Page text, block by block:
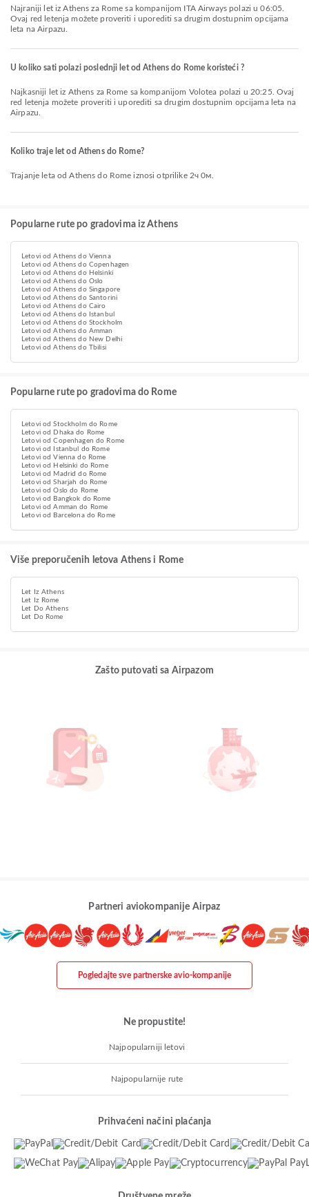
Najraniji let iz Athens za Rome sa kompanijom ITA Airways polazi u 06:05.
Ovaj red letenja možete proveriti i uporediti sa drugim dostupnim opcijama
leta na Airpazu.
U koliko sati polazi poslednji let od Athens do Rome koristeći ?
Najkasniji let iz Athens za Rome sa kompanijom Volotea polazi u 20:25. Ovaj
red letenja možete proveriti i uporediti sa drugim dostupnim opcijama leta na
Airpazu.
Koliko traje let od Athens do Rome?
Trajanje leta od Athens do Rome iznosi otprilike 2ч 0м.
Popularne rute po gradovima iz Athens
Letovi od Athens do Vienna
Letovi od Athens do Copenhagen
Letovi od Athens do Helsinki
Letovi od Athens do Oslo
Letovi od Athens do Singapore
Letovi od Athens do Santorini
Letovi od Athens do Cairo
Letovi od Athens do Istanbul
Letovi od Athens do Stockholm
Letovi od Athens do Amman
Letovi od Athens do New Delhi
Letovi od Athens do Tbilisi
Popularne rute po gradovima do Rome
Letovi od Stockholm do Rome
Letovi od Dhaka do Rome
Letovi od Copenhagen do Rome
Letovi od Istanbul do Rome
Letovi od Vienna do Rome
Letovi od Helsinki do Rome
Letovi od Madrid do Rome
Letovi od Sharjah do Rome
Letovi od Oslo do Rome
Letovi od Bangkok do Rome
Letovi od Amman do Rome
Letovi od Barcelona do Rome
Više preporučenih letova Athens i Rome
Let Iz Athens
Let Iz Rome
Let Do Athens
Let Do Rome
Zašto putovati sa Airpazom
Partneri aviokompanije Airpaz
Pogledajte sve partnerske avio-kompanije
Ne propustite!
Najpopularniji letovi
Najpopularnije rute
Prihvaćeni načini plaćanja